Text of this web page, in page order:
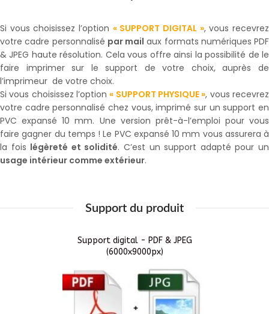
Si vous choisissez l’option « SUPPORT DIGITAL », vous recevrez
votre cadre personnalisé par mail aux formats numériques PDF
& JPEG haute résolution. Cela vous offre ainsi la possibilité de le
faire imprimer sur le support de votre choix, auprès de
l’imprimeur de votre choix.
Si vous choisissez l’option« SUPPORT PHYSIQUE », vous recevrez
votre cadre personnalisé chez vous, imprimé sur un support en
PVC expansé 10 mm. Une version prêt-à-l’emploi pour vous
faire gagner du temps ! Le PVC expansé 10 mm vous assurera à
la fois légèreté et solidité. C’est un support adapté pour un
usage intérieur comme extérieur.
Support du produit
Support digital - PDF & JPEG
(6000x9000px)